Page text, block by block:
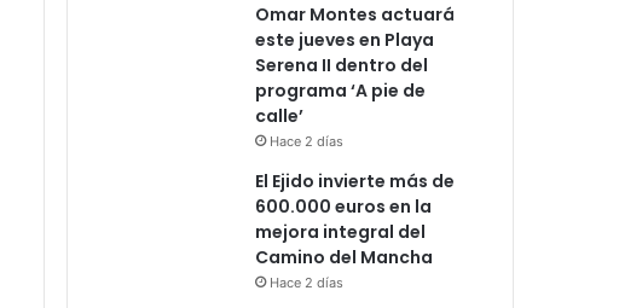
Omar Montes actuará
este jueves en Playa
Serena II dentro del
programa ‘A pie de
calle’
Hace 2 días
El Ejido invierte más de
600.000 euros en la
mejora integral del
Camino del Mancha
Hace 2 días